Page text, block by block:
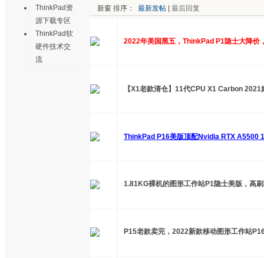
ThinkPad资
源下载专区
ThinkPad软
硬件技术交
流
新窗 排序： 最新发帖 | 最后回复
2022年美国黑五，ThinkPad P1隐士大降价
【X1老款清仓】11代CPU X1 Carbon 2021
ThinkPad P16美版顶配Nvidia RTX A5500
1.81KG裸机的图形工作站P1隐士美版，高
P15老款卖完，2022新款移动图形工作站